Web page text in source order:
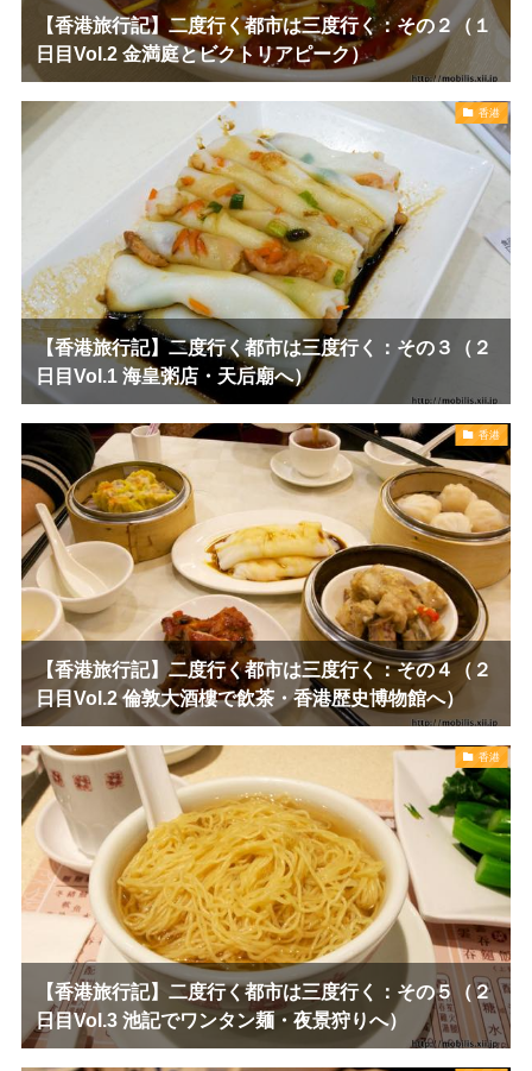
【香港旅行記】二度行く都市は三度行く：その２（１
日目Vol.2 金満庭とビクトリアピーク）
香港
【香港旅行記】二度行く都市は三度行く：その３（２
日目Vol.1 海皇粥店・天后廟へ）
香港
【香港旅行記】二度行く都市は三度行く：その４（２
日目Vol.2 倫敦大酒樓で飲茶・香港歴史博物館へ）
香港
【香港旅行記】二度行く都市は三度行く：その５（２
日目Vol.3 池記でワンタン麺・夜景狩りへ）